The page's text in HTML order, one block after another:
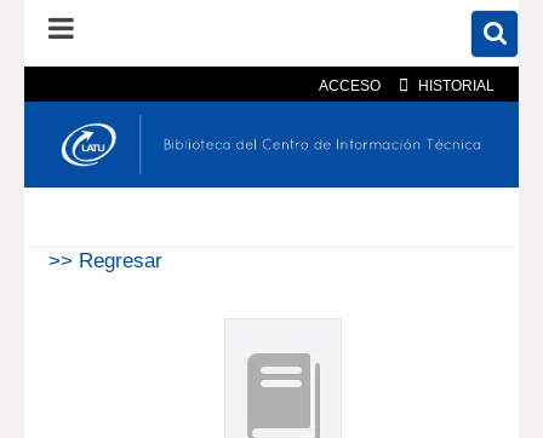
ACCESO HISTORIAL
En el catálogo En el sitio
>> Regresar